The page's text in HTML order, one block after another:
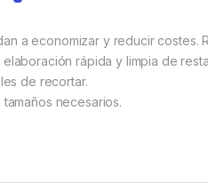
a economizar y reducir costes.
rápida y limpia de
de recortar.
necesarios.